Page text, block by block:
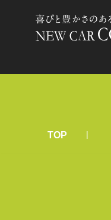
TOP |